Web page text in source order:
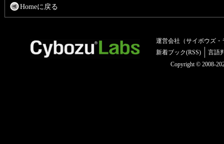
Homeに戻る
運営会社（サイボウズ・
新着ブック(RSS)
言語
Copyright © 2008-